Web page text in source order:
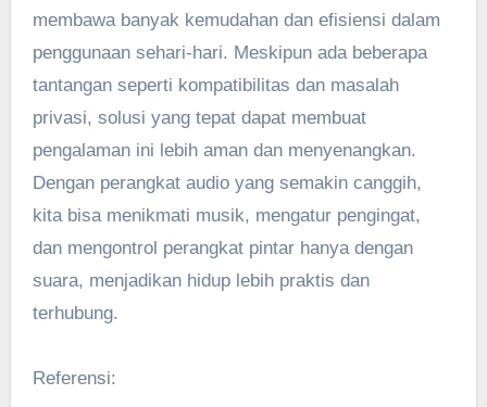
membawa banyak kemudahan dan efisiensi dalam
penggunaan sehari-hari. Meskipun ada beberapa
tantangan seperti kompatibilitas dan masalah
privasi, solusi yang tepat dapat membuat
pengalaman ini lebih aman dan menyenangkan.
Dengan perangkat audio yang semakin canggih,
kita bisa menikmati musik, mengatur pengingat,
dan mengontrol perangkat pintar hanya dengan
suara, menjadikan hidup lebih praktis dan
terhubung.
Referensi: